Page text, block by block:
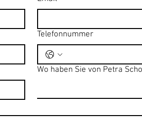
Telefonnummer
Wo haben Sie von Petra